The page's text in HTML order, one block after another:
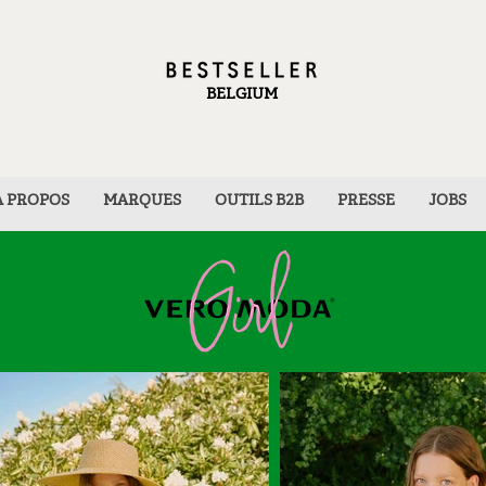
BELGIUM
PROPOS MARQUES OUTILS B2B PRESSE JOBS